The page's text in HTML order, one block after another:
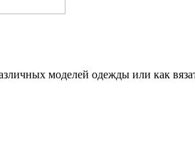
моделей одежды или как